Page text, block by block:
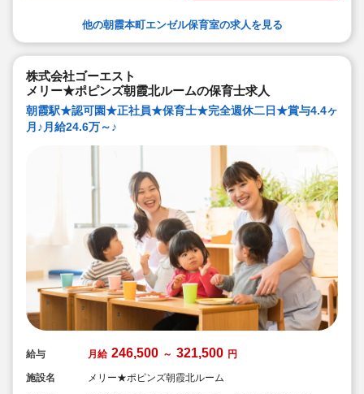
他の朝霞本町エンゼル保育室の求人を見る
株式会社ゴーエスト
メリー★ポピンズ朝霞北ルームの保育士求人
朝霞駅★認可園★正社員★保育士★完全週休二日★賞与4.4ヶ
月♪月給24.6万～♪
給与 月給 246,500 ～ 321,500 円
施設名
メリー★ポピンズ朝霞北ルーム